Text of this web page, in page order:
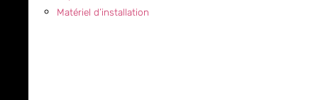
Matériel d’installation